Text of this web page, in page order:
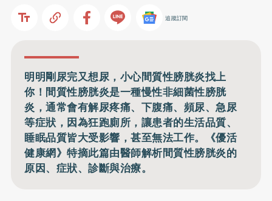
追蹤訂閱
明明剛尿完又想尿，小心間質性膀胱炎找上
你！間質性膀胱炎是一種慢性非細菌性膀胱
炎，通常會有解尿疼痛、下腹痛、頻尿、急尿
等症狀，因為狂跑廁所，讓患者的生活品質、
睡眠品質皆大受影響，甚至無法工作。《優活
健康網》特摘此篇由醫師解析間質性膀胱炎的
原因、症狀、診斷與治療。